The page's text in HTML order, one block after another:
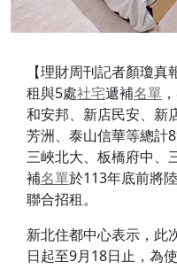
【理財周刊記者顏瓊
租與5處社宅遞補名單
和安邦、新店民安、新
芳洲、泰山信華等總計
三峽北大、板橋府中、
補名單於113年底前將
聯合招租。
新北住都中心表示，此
日起至9月18日止，為